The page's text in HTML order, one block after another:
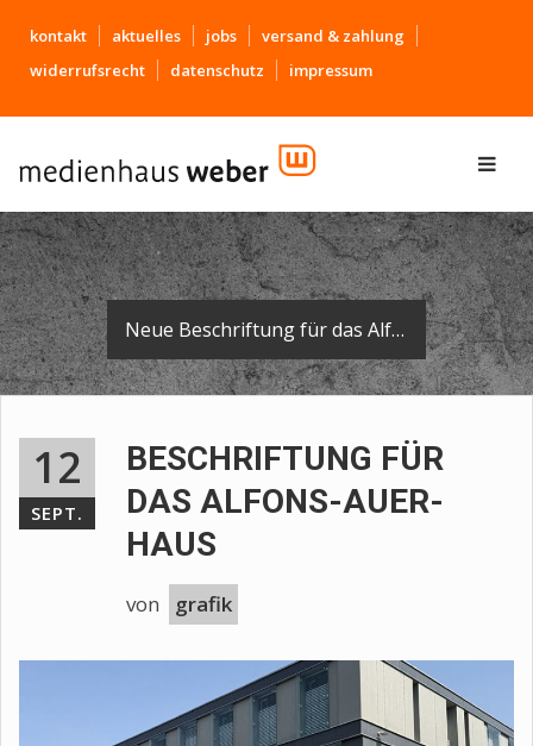
kontakt aktuelles jobs
versand & zahlung
widerrufsrecht
datenschutz impressum
Neue Beschriftung für das Alfons-Auer-Haus in Biberach.
12
SEPT.
BESCHRIFTUNG FÜR
DAS ALFONS-AUER-
HAUS
von grafik